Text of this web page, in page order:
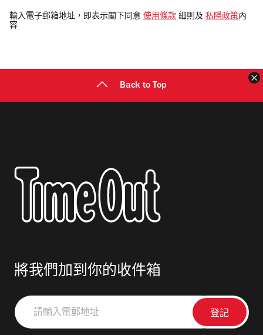
電
郵
輸入電子郵箱地址，即表示閣下同意 使用條款 細則及 私隱政策 內
容
Back to Top
將我們加到你的收件箱
請
輸